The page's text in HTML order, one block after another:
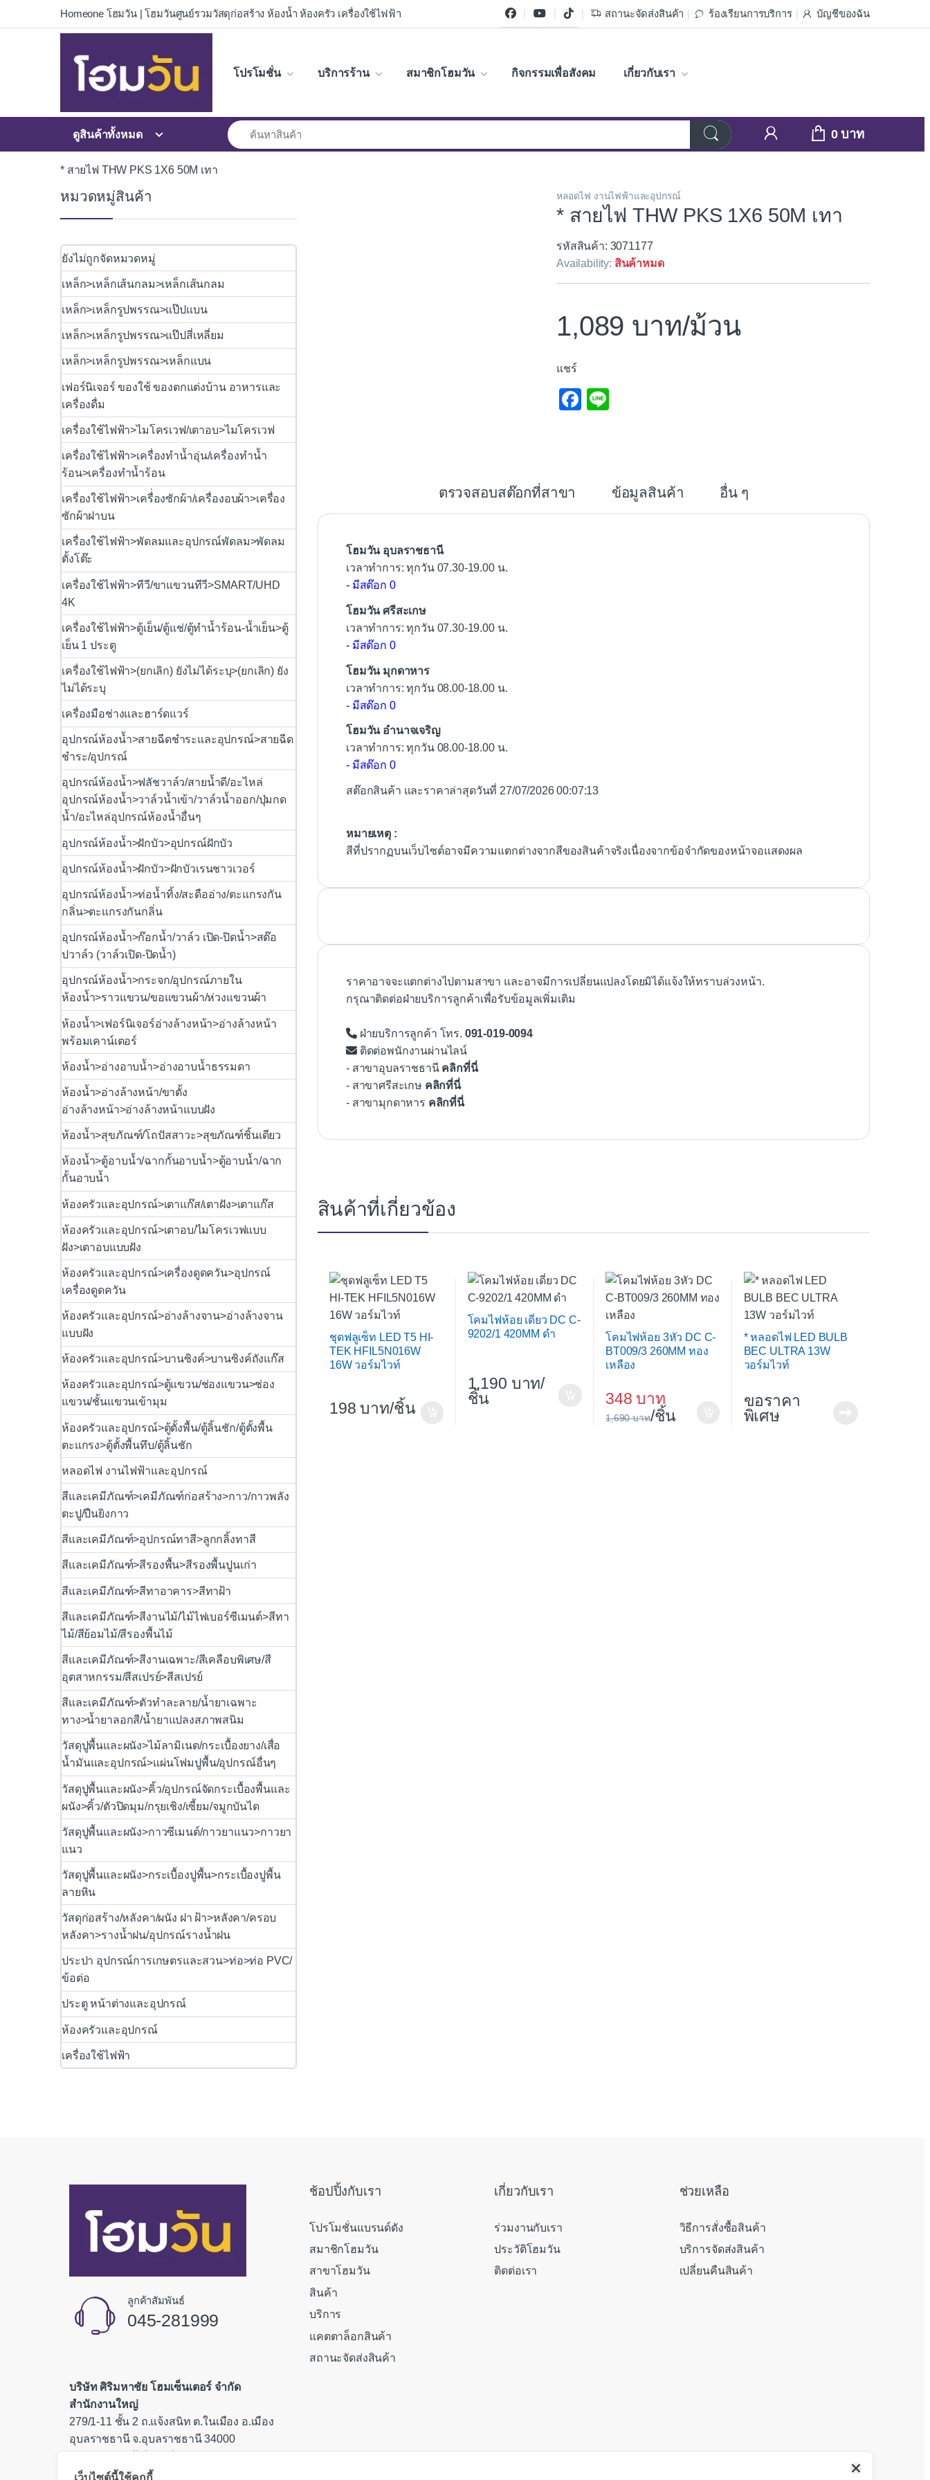
Skip to navigation
Skip to contentHomeone โฮมวัน | โฮมวันศูนย์รวมวัสดุก่อสร้าง ห้องน้ำ ห้องครัว เครื่องใช้ไฟฟ้า สถานะจัดส่งสินค้า ร้องเรียนการบริการ บัญชีของฉัน
โปรโมชั่น บริการร้าน สมาชิกโฮมวัน กิจกรรมเพื่อสังคม เกี่ยวกับเรา
ดูสินค้าทั้งหมด 0
* สายไฟ THW PKS 1X6 50M เทา
หลอดไฟ งานไฟฟ้าและอุปกรณ์
* สายไฟ THW PKS 1X6 50M เทา
รหัสสินค้า: 3071177
Availability: สินค้าหมด
1,089 /ม้วน
แชร์
F
o
ตรวจสอบสต๊อกที่สาขา ข้อมูลสินค้า อื่น ๆ
โฮมวัน อุบลราชธานี
เวลาทำการ: ทุกวัน 07.30-19.00 น.
- มีสต๊อก 0
โฮมวัน ศรีสะเกษ
เวลาทำการ: ทุกวัน 07.30-19.00 น.
- มีสต๊อก 0
โฮมวัน มุกดาหาร
เวลาทำการ: ทุกวัน 08.00-18.00 น.
- มีสต๊อก 0
โฮมวัน อำนาจเจริญ
เวลาทำการ: ทุกวัน 08.00-18.00 น.
- มีสต๊อก 0
สต๊อกสินค้า และราคาล่าสุดวันที่ 27/07/2026 00:07:13
หมายเหตุ :
สีที่ปรากฏบนเว็บไซต์อาจมีความแตกต่างจากสีของสินค้าจริงเนื่องจากข้อจำกัดของหน้าจอแสดงผล
ราคาอาจจะแตกต่างไปตามสาขา และอาจมีการเปลี่ยนแปลงโดยมิได้แจ้งให้ทราบล่วงหน้า.
กรุณาติดต่อฝ่ายบริการลูกค้าเพื่อรับข้อมูลเพิ่มเติม
ฝ่ายบริการลูกค้า โทร. 091-019-0094
ติดต่อพนักงานผ่านไลน์
- สาขาอุบลราชธานี คลิกที่นี่
- สาขาศรีสะเกษ คลิกที่นี่
- สาขามุกดาหาร คลิกที่นี่
สินค้าที่เกี่ยวข้อง
ชุดฟลูเซ็ท LED T5 HI-
TEK HFIL5N016W
16W วอร์มไวท์
198 /ชิ้น
โคมไฟห้อย เดี่ยว DC C-
9202/1 420MM ดำ
1,190
/
ชิ้น
โคมไฟห้อย 3หัว DC C-
BT009/3 260MM ทอง
เหลือง
348
1,690 /ชิ้น
* หลอดไฟ LED BULB
BEC ULTRA 13W
วอร์มไวท์
ขอราคา
พิเศษ
หมวดหมู่สินค้า
ยังไม่ถูกจัดหมวดหมู่
เหล็ก>เหล็กเส้นกลม>เหล็กเส้นกลม
เหล็ก>เหล็กรูปพรรณ>แป๊ปแบน
เหล็ก>เหล็กรูปพรรณ>แป๊ปสี่เหลี่ยม
เหล็ก>เหล็กรูปพรรณ>เหล็กแบน
เฟอร์นิเจอร์ ของใช้ ของตกแต่งบ้าน อาหารและ
เครื่องดื่ม
เครื่องใช้ไฟฟ้า>ไมโครเวฟ/เตาอบ>ไมโครเวฟ
เครื่องใช้ไฟฟ้า>เครื่องทำน้ำอุ่น/เครื่องทำน้ำ
ร้อน>เครื่องทำน้ำร้อน
เครื่องใช้ไฟฟ้า>เครื่่องซักผ้า/เครื่องอบผ้า>เครื่อง
ซักผ้าฝาบน
เครื่องใช้ไฟฟ้า>พัดลมและอุปกรณ์พัดลม>พัดลม
ตั้งโต๊ะ
เครื่องใช้ไฟฟ้า>ทีวี/ขาแขวนทีวี>SMART/UHD
4K
เครื่องใช้ไฟฟ้า>ตู้เย็น/ตู้แช่/ตู้ทำน้ำร้อน-น้ำเย็น>ตู้
เย็น 1 ประตู
เครื่องใช้ไฟฟ้า>(ยกเลิก) ยังไม่ได้ระบุ>(ยกเลิก) ยัง
ไม่ได้ระบุ
เครื่องมือช่างและฮาร์ดแวร์
อุปกรณ์ห้องน้ำ>สายฉีดชำระและอุปกรณ์>สายฉีด
ชำระ/อุปกรณ์
อุปกรณ์ห้องน้ำ>ฟลัชวาล์ว/สายน้ำดี/อะไหล่
อุปกรณ์ห้องน้ำ>วาล์วน้ำเข้า/วาล์วน้ำออก/ปุ่มกด
น้ำ/อะไหล่อุปกรณ์ห้องน้ำอื่นๆ
อุปกรณ์ห้องน้ำ>ฝักบัว>อุปกรณ์ฝักบัว
อุปกรณ์ห้องน้ำ>ฝักบัว>ฝักบัวเรนชาวเวอร์
อุปกรณ์ห้องน้ำ>ท่อน้ำทิ้ง/สะดืออ่าง/ตะแกรงกัน
กลิ่น>ตะแกรงกันกลิ่น
อุปกรณ์ห้องน้ำ>ก๊อกน้ำ/วาล์ว เปิด-ปิดน้ำ>สต๊อ
ปวาล์ว (วาล์วเปิด-ปิดน้ำ)
อุปกรณ์ห้องน้ำ>กระจก/อุปกรณ์ภายใน
ห้องน้ำ>ราวแขวน/ขอแขวนผ้า/ห่วงแขวนผ้า
ห้องน้ำ>เฟอร์นิเจอร์อ่างล้างหน้า>อ่างล้างหน้า
พร้อมเคาน์เตอร์
ห้องน้ำ>อ่างอาบน้ำ>อ่างอาบน้ำธรรมดา
ห้องน้ำ>อ่างล้างหน้า/ขาตั้ง
อ่างล้างหน้า>อ่างล้างหน้าแบบฝัง
ห้องน้ำ>สุขภัณฑ์/โถปัสสาวะ>สุขภัณฑ์ชิ้นเดียว
ห้องน้ำ>ตู้อาบน้ำ/ฉากกั้นอาบน้ำ>ตู้อาบน้ำ/ฉาก
กั้นอาบน้ำ
ห้องครัวและอุปกรณ์>เตาแก๊ส/เตาฝัง>เตาแก๊ส
ห้องครัวและอุปกรณ์>เตาอบ/ไมโครเวฟแบบ
ฝัง>เตาอบแบบฝัง
ห้องครัวและอุปกรณ์>เครื่องดูดควัน>อุปกรณ์
เครื่องดูดควัน
ห้องครัวและอุปกรณ์>อ่างล้างจาน>อ่างล้างจาน
แบบฝัง
ห้องครัวและอุปกรณ์>บานซิงค์>บานซิงค์ถังแก๊ส
ห้องครัวและอุปกรณ์>ตู้แขวน/ช่องแขวน>ช่อง
แขวน/ชั้นแขวนเข้ามุม
ห้องครัวและอุปกรณ์>ตู้ตั้งพื้น/ตู้ลิ้นชัก/ตู้ตั้งพื้น
ตะแกรง>ตู้ตั้งพื้นทึบ/ตู้ลิ้นชัก
หลอดไฟ งานไฟฟ้าและอุปกรณ์
สีและเคมีภัณฑ์>เคมีภัณฑ์ก่อสร้าง>กาว/กาวพลัง
ตะปู/ปืนยิงกาว
สีและเคมีภัณฑ์>อุปกรณ์ทาสี>ลูกกลิ้งทาสี
สีและเคมีภัณฑ์>สีรองพื้น>สีรองพื้นปูนเก่า
สีและเคมีภัณฑ์>สีทาอาคาร>สีทาฝ้า
สีและเคมีภัณฑ์>สีงานไม้/ไม้ไฟเบอร์ซีเมนต์>สีทา
ไม้/สีย้อมไม้/สีรองพื้นไม้
สีและเคมีภัณฑ์>สีงานเฉพาะ/สีเคลือบพิเศษ/สี
อุตสาหกรรม/สีสเปรย์>สีสเปรย์
สีและเคมีภัณฑ์>ตัวทำละลาย/น้ำยาเฉพาะ
ทาง>น้ำยาลอกสี/น้ำยาแปลงสภาพสนิม
วัสดุปูพื้นและผนัง>ไม้ลามิเนต/กระเบื้องยาง/เสื่อ
น้ำมันและอุปกรณ์>แผ่นโฟมปูพื้น/อุปกรณ์อื่นๆ
วัสดุปูพื้นและผนัง>คิ้ว/อุปกรณ์จัดกระเบื้องพื้นและ
ผนัง>คิ้ว/ตัวปิดมุม/กรุยเชิง/เซี้ยม/จมูกบันได
วัสดุปูพื้นและผนัง>กาวซีเมนต์/กาวยาแนว>กาวยา
แนว
วัสดุปูพื้นและผนัง>กระเบื้องปูพื้น>กระเบื้องปูพื้น
ลายหิน
วัสดุก่อสร้าง/หลังคา/ผนัง ฝา ฝ้า>หลังคา/ครอบ
หลังคา>รางน้ำฝน/อุปกรณ์รางน้ำฝน
ประปา อุปกรณ์การเกษตรและสวน>ท่อ>ท่อ PVC/
ข้อต่อ
ประตู หน้าต่างและอุปกรณ์
ห้องครัวและอุปกรณ์
เครื่องใช้ไฟฟ้า
ลูกค้าสัมพันธ์
045-281999
บริษัท ศิริมหาชัย โฮมเซ็นเตอร์ จำกัด
สำนักงานใหญ่
279/1-11 ชั้น 2 ถ.แจ้งสนิท ต.ในเมือง อ.เมือง
อุบลราชธานี จ.อุบลราชธานี 34000
ช้อปปิ้งกับเรา
โปรโมชั่นแบรนด์ดัง
สมาชิกโฮมวัน
สาขาโฮมวัน
สินค้า
บริการ
แคตตาล็อกสินค้า
สถานะจัดส่งสินค้า
เกี่ยวกับเรา
ร่วมงานกับเรา
ประวัติโฮมวัน
ติดต่อเรา
ช่วยเหลือ
วิธีการสั่งซื้อสินค้า
บริการจัดส่งสินค้า
เปลี่ยนคืนสินค้า
เว็บไซต์นี้ใช้คุกกี้